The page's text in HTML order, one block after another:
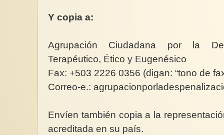
Y copia a:
Agrupación Ciudadana por la
Terapéutico, Ético y Eugenésico
Fax: +503 2226 0356 (digan: “tono de
Correo-e.:
Envíen también copia a la
acreditada en su país.